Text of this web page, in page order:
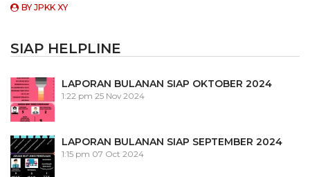
BYJPKK XY
SIAP HELPLINE
LAPORAN BULANAN SIAP OKTOBER 2024
1:22 pm 25 Nov 2024
LAPORAN BULANAN SIAP SEPTEMBER 2024
1:15 pm 07 Oct 2024